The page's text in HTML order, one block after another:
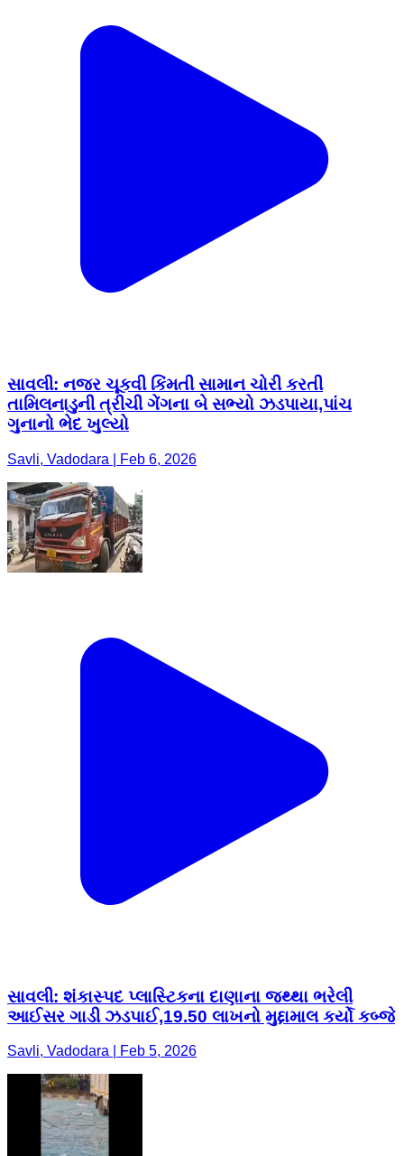
સાવલી: નજર ચૂકવી કિંમતી સામાન ચોરી કરતી
તામિલનાડુની ત્રીચી ગેંગના બે સભ્યો ઝડપાયા,પાંચ
ગુનાનો ભેદ ખુલ્યો
Savli, Vadodara | Feb 6, 2026
સાવલી: શંકાસ્પદ પ્લાસ્ટિકના દાણાના જથ્થા ભરેલી
આઈસર ગાડી ઝડપાઈ,19.50 લાખનો મુદ્દામાલ કર્યો કબ્જે
Savli, Vadodara | Feb 5, 2026